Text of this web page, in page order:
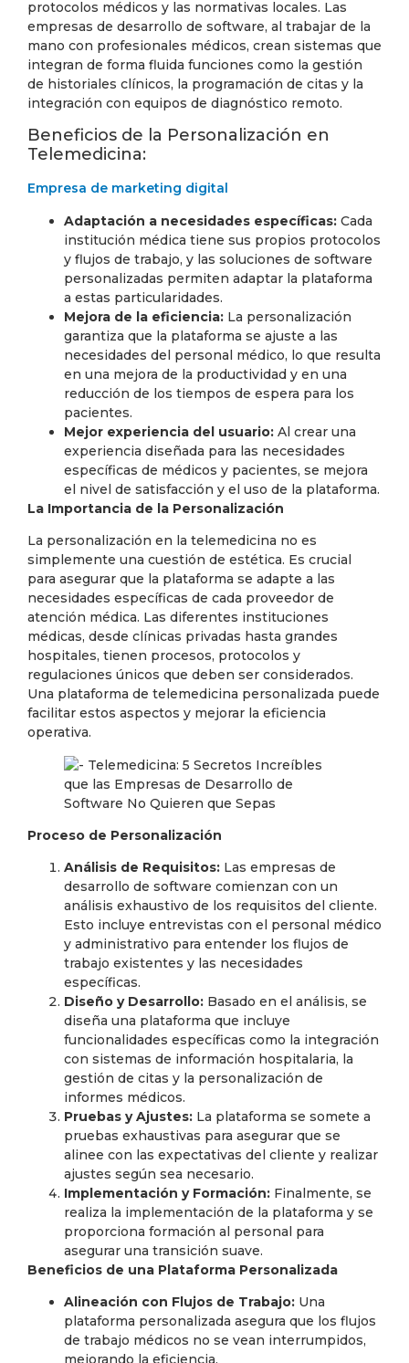
protocolos médicos y las normativas locales. Las
empresas de desarrollo de software, al trabajar de la
mano con profesionales médicos, crean sistemas que
integran de forma fluida funciones como la gestión
de historiales clínicos, la programación de citas y la
integración con equipos de diagnóstico remoto.
Beneficios de la Personalización en
Telemedicina:
Empresa de marketing digital
Adaptación a necesidades específicas: Cada
institución médica tiene sus propios protocolos
y flujos de trabajo, y las soluciones de software
personalizadas permiten adaptar la plataforma
a estas particularidades.
Mejora de la eficiencia: La personalización
garantiza que la plataforma se ajuste a las
necesidades del personal médico, lo que resulta
en una mejora de la productividad y en una
reducción de los tiempos de espera para los
pacientes.
Mejor experiencia del usuario: Al crear una
experiencia diseñada para las necesidades
específicas de médicos y pacientes, se mejora
el nivel de satisfacción y el uso de la plataforma.
La Importancia de la Personalización
La personalización en la telemedicina no es
simplemente una cuestión de estética. Es crucial
para asegurar que la plataforma se adapte a las
necesidades específicas de cada proveedor de
atención médica. Las diferentes instituciones
médicas, desde clínicas privadas hasta grandes
hospitales, tienen procesos, protocolos y
regulaciones únicos que deben ser considerados.
Una plataforma de telemedicina personalizada puede
facilitar estos aspectos y mejorar la eficiencia
operativa.
Proceso de Personalización
Análisis de Requisitos: Las empresas de
desarrollo de software comienzan con un
análisis exhaustivo de los requisitos del cliente.
Esto incluye entrevistas con el personal médico
y administrativo para entender los flujos de
trabajo existentes y las necesidades
específicas.
Diseño y Desarrollo: Basado en el análisis, se
diseña una plataforma que incluye
funcionalidades específicas como la integración
con sistemas de información hospitalaria, la
gestión de citas y la personalización de
informes médicos.
Pruebas y Ajustes: La plataforma se somete a
pruebas exhaustivas para asegurar que se
alinee con las expectativas del cliente y realizar
ajustes según sea necesario.
Implementación y Formación: Finalmente, se
realiza la implementación de la plataforma y se
proporciona formación al personal para
asegurar una transición suave.
Beneficios de una Plataforma Personalizada
Alineación con Flujos de Trabajo: Una
plataforma personalizada asegura que los flujos
de trabajo médicos no se vean interrumpidos,
mejorando la eficiencia.